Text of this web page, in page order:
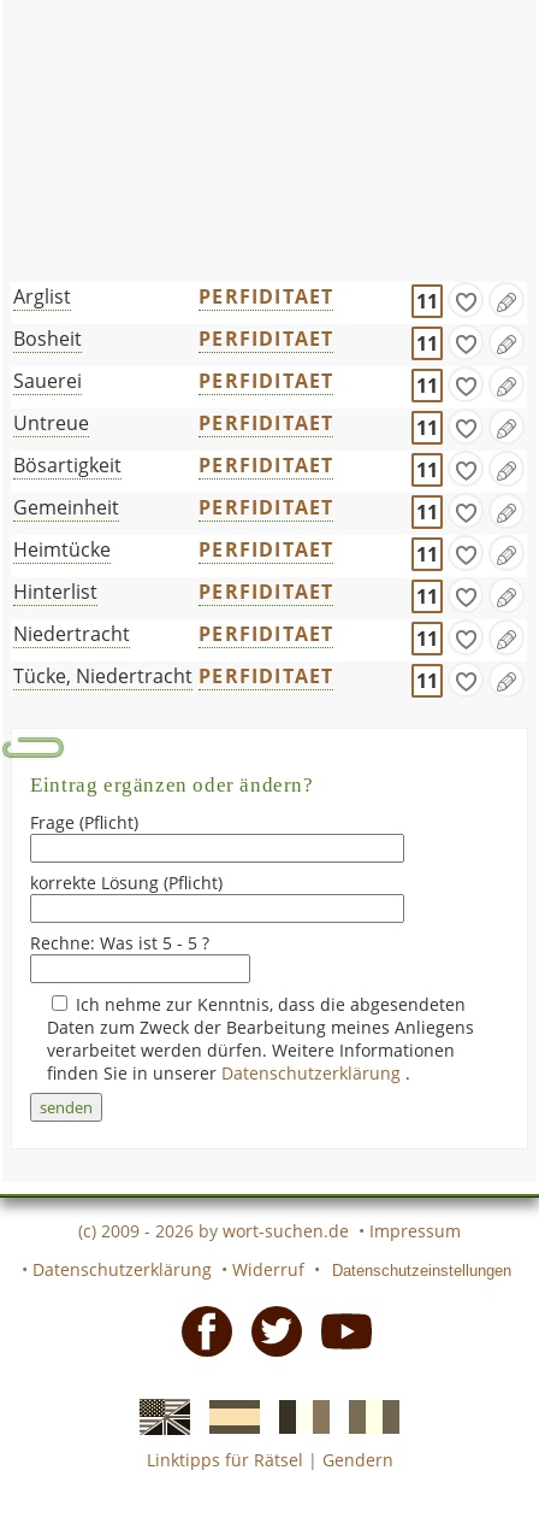
Arglist PERFIDITAET
11
Bosheit
PERFIDITAET
11
Sauerei
PERFIDITAET
11
Untreue
PERFIDITAET
11
Bösartigkeit
PERFIDITAET
11
Gemeinheit
PERFIDITAET
11
Heimtücke
PERFIDITAET
11
Hinterlist
PERFIDITAET
11
Niedertracht
PERFIDITAET
11
Tücke, Niedertracht PERFIDITAET 11
Eintrag ergänzen oder ändern?
Frage (Pflicht)
korrekte Lösung (Pflicht)
Rechne: Was ist 5 - 5 ?
Ich nehme zur Kenntnis, dass die abgesendeten
Daten zum Zweck der Bearbeitung meines Anliegens
verarbeitet werden dürfen. Weitere Informationen
finden Sie in unserer Datenschutzerklärung .
(c) 2009 - 2026 by wort-suchen.de • Impressum
• Datenschutzerklärung • Widerruf • Datenschutzeinstellungen
EnglischeSpanischefranzösicheitalienische
Linktipps für Rätsel | Gendern